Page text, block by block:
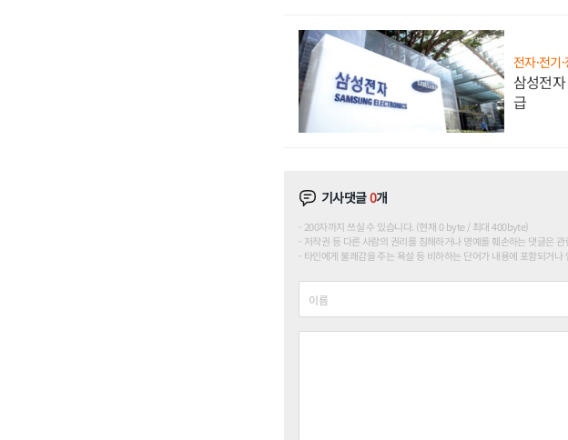
전자·전기
삼성전
급
기사댓글0개
200자까지 쓰실 수 있습니다. (현재 0 byte / 최대 400byte)
저작권 등 다른 사람의 권리를 침해하거나 명예를 훼손하는 댓글은
타인에게 불쾌감을 주는 욕설 등 비하하는 단어가 내용에 포함되거